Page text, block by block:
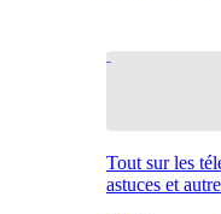
Tout sur les
astuces et